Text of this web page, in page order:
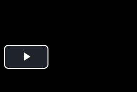
Play Video